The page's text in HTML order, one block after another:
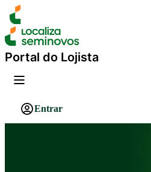
Portal do Lojista
Entrar